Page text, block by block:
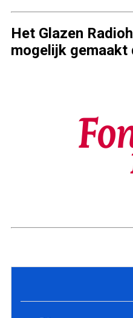
Het Glazen
mogelijk gemaakt